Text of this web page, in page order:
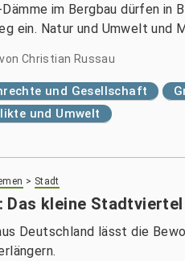
im Bergbau dürfen in
ein. Natur und Umwelt und
von Christian Russau
und Gesellschaft
und Umwelt
> Stadt
Das kleine
Deutschland lässt die